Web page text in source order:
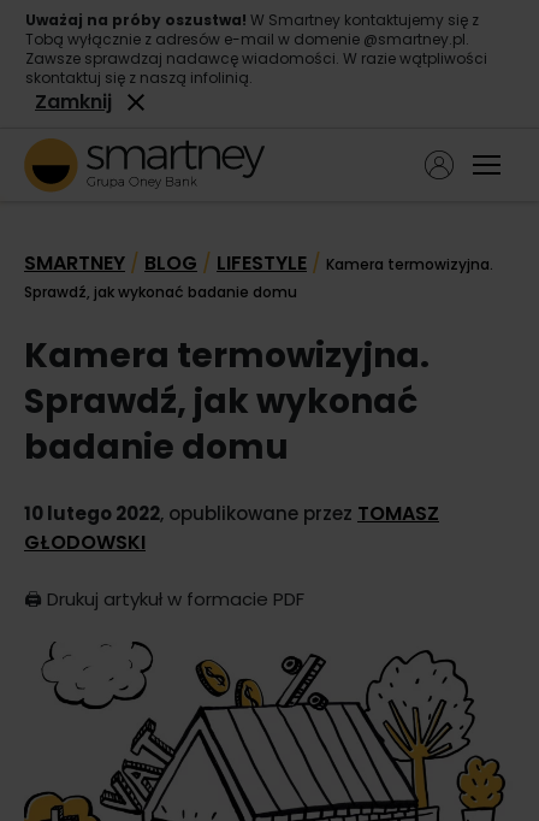
Uważaj na próby oszustwa! W Smartney kontaktujemy się z
Tobą wyłącznie z adresów e-mail w domenie @smartney.pl.
Zawsze sprawdzaj nadawcę wiadomości. W razie wątpliwości
skontaktuj się z naszą infolinią.
Zamknij
Pożyczka konsolidacyjna
SMARTNEY / BLOG / LIFESTYLE / Kamera termowizyjna.
Sprawdź, jak wykonać badanie domu
Kamera termowizyjna.
Sprawdź, jak wykonać
badanie domu
10 lutego 2022, opublikowane przez TOMASZ
GŁODOWSKI
🖨️ Drukuj artykuł w formacie PDF